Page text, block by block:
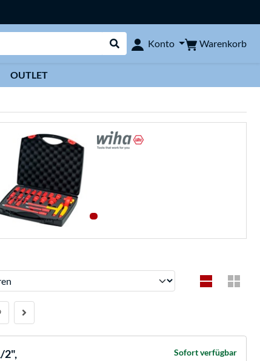
Suche durchführen
Konto Warenkorb
OUTLET
2",
Sofort verfügbar